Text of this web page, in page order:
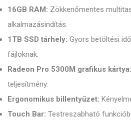
16GB RAM: Zökkenőmentes
alkalmazásindítás.
1TB SSD tárhely: Gyors betöltési
fájloknak.
Radeon Pro 5300M grafikus kártya:
teljesítmény.
Ergonomikus billentyűzet:
Touch Bar: Testreszabható